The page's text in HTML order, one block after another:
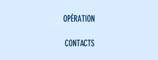
OPÉRATION
CONTACTS